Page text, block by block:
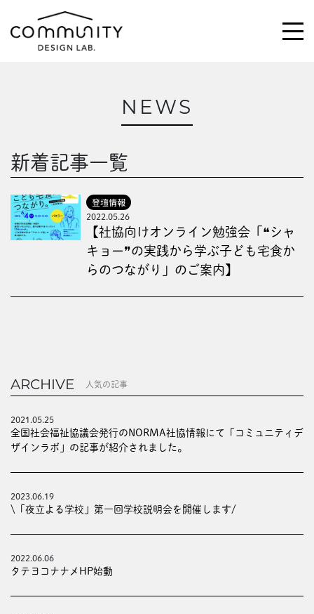
ACTIVITIES
MAGAZINE
NEWS
NEWS
新着記事一覧
登壇情報
2022.05.26
【社協向けオンライン勉強会「❝シャ
キョー❞の実践から学ぶ子ども宅食か
らのつながり」のご案内】
ARCHIVE 人気の記事
2021.05.25
全国社会福祉協議会発行のNORMA社協情報にて「コミュニティデ
ザインラボ」の記事が紹介されました。
2023.06.19
\「夜立よる学校」第一回学校説明会を開催します/
2022.06.06
タテヨコナナメHP始動